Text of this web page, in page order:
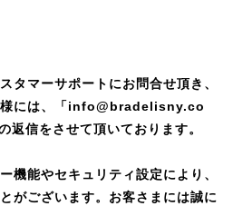
タマーサポートにお問合せ頂き、
様には、「info@bradelisny.co
返信をさせて頂いております。
機能やセキュリティ設定により、
がございます。お客さまには誠に